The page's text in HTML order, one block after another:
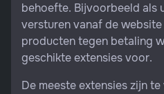
behoefte. Bijvoorbeeld als
versturen vanaf de
producten tegen betaling
geschikte extensies voor.
De meeste extensies zijn